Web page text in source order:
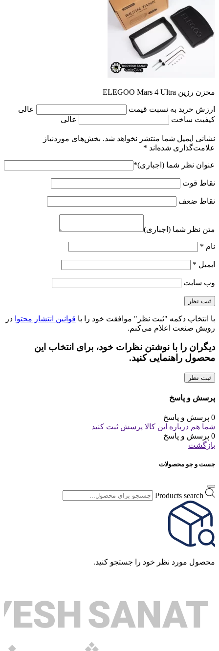
مخزن رزین ELEGOO Mars 4 Ultra
ارزش خرید به نسبت قیمت
عالی
کیفیت ساخت
عالی
نشانی ایمیل شما منتشر نخواهد شد. بخش‌های موردنیاز
علامت‌گذاری شده‌اند *
عنوان نظر شما (اجباری)*
نقاط قوت
نقاط ضعف
متن نظر شما (اجباری)
نام *
ایمیل *
وب‌ سایت
با انتخاب دکمه "ثبت نظر" موافقت خود را با قوانین انتشار محتوا در
رویش صنعت اعلام می‌کنم.
دیگران را با نوشتن نظرات خود، برای انتخاب این
محصول راهنمایی کنید.
ثبت نظر
پرسش و پاسخ
0 پرسش و پاسخ
شما هم درباره این کالا پرسش ثبت کنید
0 پرسش و پاسخ
بازگشت
جست و جو محصولات
Products search
محصول مورد نظر خود را جستجو کنید.